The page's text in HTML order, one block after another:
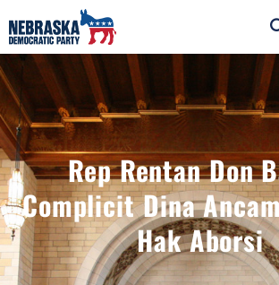
Rep Rentan Don
Complicit Dina
Hak Aborsi